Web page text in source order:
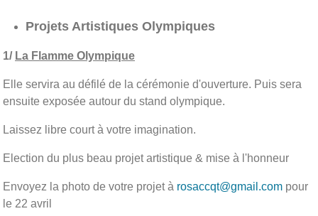
Projets Artistiques Olympiques
1/ La Flamme Olympique
Elle servira au défilé de la cérémonie d'ouverture. Puis sera
ensuite exposée autour du stand olympique.
Laissez libre court à votre imagination.
Election du plus beau projet artistique & mise à l'honneur
Envoyez la photo de votre projet à rosaccqt@gmail.com pour
le 22 avril